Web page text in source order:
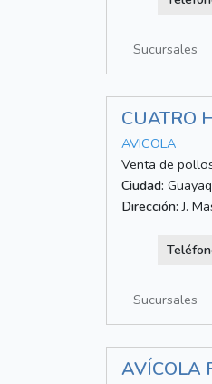
Sucursales
CUATRO
AVICOLA
Venta de
Ciudad:
Dirección: J.
Sucursales
AVÍCOLA